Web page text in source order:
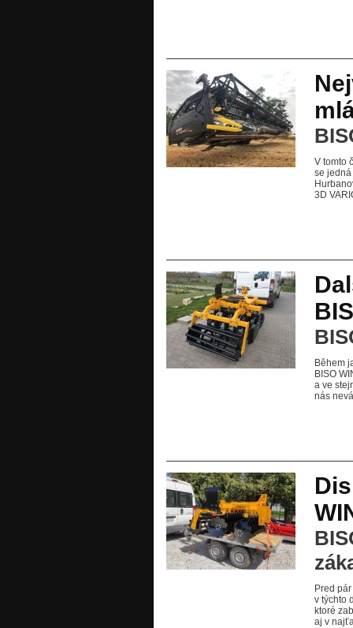
V tomto
se
3D
Během
BISO
a ve
nás
Pred
v týchto
ktoré
aj v